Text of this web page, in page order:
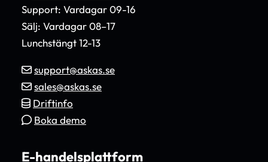
Support: Vardagar 09-16
Sälj: Vardagar 08–17
Lunchstängt 12-13
support@askas.se
sales@askas.se
Driftinfo
Boka demo
E-handelsplattform